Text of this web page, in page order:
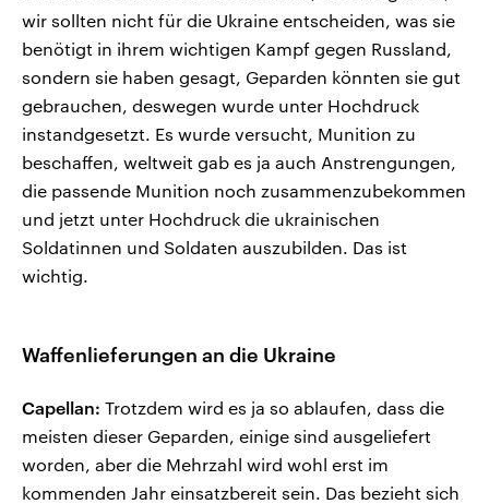
wir sollten nicht für die Ukraine entscheiden, was sie
benötigt in ihrem wichtigen Kampf gegen Russland,
sondern sie haben gesagt, Geparden könnten sie gut
gebrauchen, deswegen wurde unter Hochdruck
instandgesetzt. Es wurde versucht, Munition zu
beschaffen, weltweit gab es ja auch Anstrengungen,
die passende Munition noch zusammenzubekommen
und jetzt unter Hochdruck die ukrainischen
Soldatinnen und Soldaten auszubilden. Das ist
wichtig.
Waffenlieferungen an die Ukraine
Capellan: Trotzdem wird es ja so ablaufen, dass die
meisten dieser Geparden, einige sind ausgeliefert
worden, aber die Mehrzahl wird wohl erst im
kommenden Jahr einsatzbereit sein. Das bezieht sich